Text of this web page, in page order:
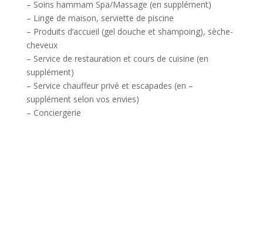
– Soins hammam Spa/Massage (en supplément)
– Linge de maison, serviette de piscine
– Produits d’accueil (gel douche et shampoing), sèche-
cheveux
– Service de restauration et cours de cuisine (en
supplément)
– Service chauffeur privé et escapades (en –
supplément selon vos envies)
– Conciergerie